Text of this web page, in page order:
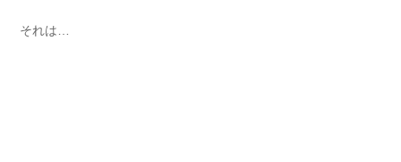
それは…